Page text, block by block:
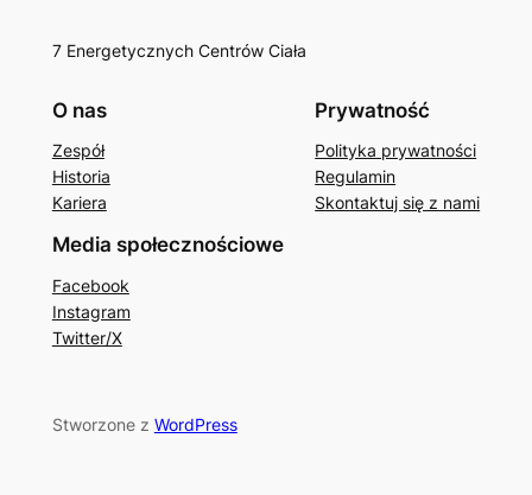
7 Energetycznych Centrów Ciała
O nas
Zespół
Historia
Kariera
Prywatność
Polityka prywatności
Regulamin
Skontaktuj się z nami
Media społecznościowe
Facebook
Instagram
Twitter/X
Stworzone z WordPress